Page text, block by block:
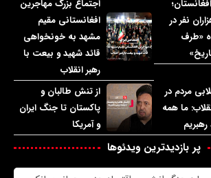
نفر در
«طرف
اجتماع بزرگ مهاجرین
افغانستانی مقیم
مشهد به خونخواهی
قائد شهید و بیعت با
رهبر انقلاب
مردم در
ما همه
از تنش طالبان و
پاکستان تا جنگ ایران
و آمریکا
پر بازدیدترین ویدئوها